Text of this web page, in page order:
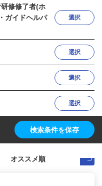
修修了者(ホ
ガイドヘルパ
選択
選択
選択
選択
検索条件を保存